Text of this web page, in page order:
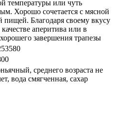
температуры или чуть
Хорошо сочетается с мясной
пищей. Благодаря своему вкусу
аперитива или в
хорошего завершения трапезы
среднего возраста не
вода смягченная, сахар